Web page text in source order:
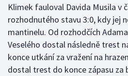
Házená
Jezdectví
Klimek fauloval Davida Musila v
rozhodnutého stavu 3:0, kdy jej
mantinelu. Od rozhodčích
Veselého dostal následně trest
konce utkání za vražení na
dostal trest do konce zápasu za